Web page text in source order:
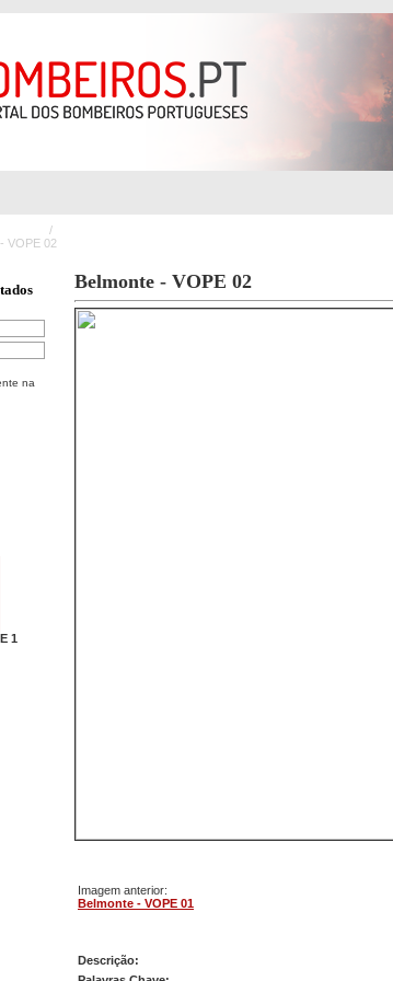
/
VOPE 02
na
1
Belmonte - VOPE 02
Imagem anterior:
Belmonte - VOPE 01
Descrição: